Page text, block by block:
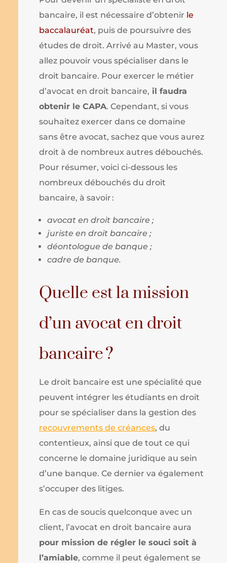
bancaire, il est nécessaire d’obtenir le
baccalauréat, puis de poursuivre des
études de droit. Arrivé au Master, vous
allez pouvoir vous spécialiser dans le
droit bancaire. Pour exercer le métier
d’avocat en droit bancaire, il faudra
obtenir le CAPA. Cependant, si vous
souhaitez exercer dans ce domaine
sans être avocat, sachez que vous aurez
droit à de nombreux autres débouchés.
Pour résumer, voici ci-dessous les
nombreux débouchés du droit
bancaire, à savoir :
avocat en droit bancaire ;
juriste en droit bancaire ;
déontologue de banque ;
cadre de banque.
Quelle est la mission
d’un avocat en droit
bancaire ?
Le droit bancaire est une spécialité que
peuvent intégrer les étudiants en droit
pour se spécialiser dans la gestion des
recouvrements de créances, du
contentieux, ainsi que de tout ce qui
concerne le domaine juridique au sein
d’une banque. Ce dernier va également
s’occuper des litiges.
En cas de soucis quelconque avec un
client, l’avocat en droit bancaire aura
pour mission de régler le souci soit à
l’amiable, comme il peut également se